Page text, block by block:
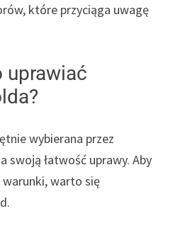
które przyciąga uwagę
uprawiać
wybierana przez
swoją łatwość uprawy. Aby
warto się